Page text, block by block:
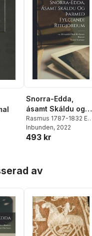
Totalt antal röster:
Snorra-Edda,
ásamt Skáldu og
Þarmeð fylgjandi
ritgjörðum
Rasmus 1787-1832 Ed
Rask,Snorri Sturluson
Hvitaskáld Ca Ólafr
Inbunden, 2022
493 kr
av